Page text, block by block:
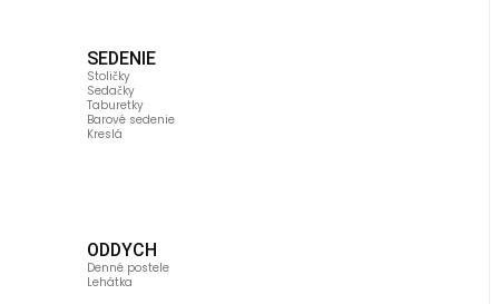
SEDENIE
Stoličky
Sedačky
Taburetky
Barové sedenie
Kreslá
ODDYCH
Denné postele
Lehátka